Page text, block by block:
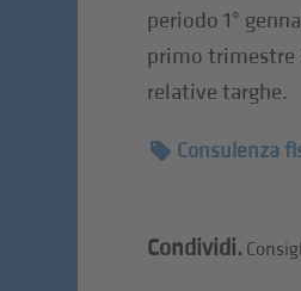
periodo 1°
primo trimestre
relative targhe.
Consulenza
Condividi.